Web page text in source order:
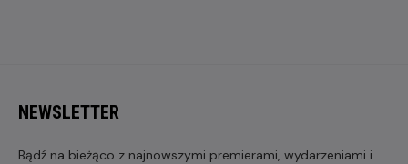
NEWSLETTER
Bądź na bieżąco z najnowszymi premierami, wydarzeniami i